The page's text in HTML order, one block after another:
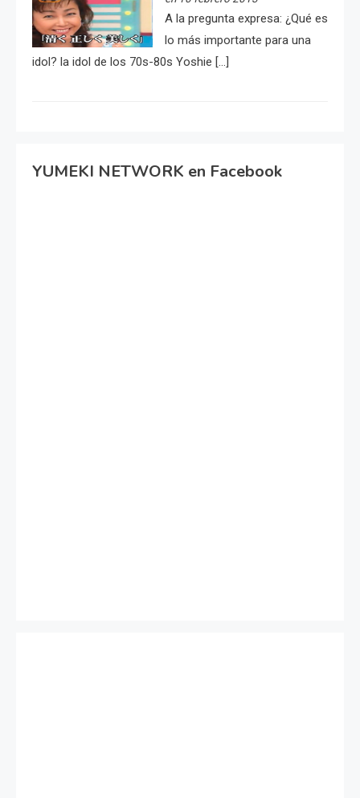
A la pregunta expresa: ¿Qué es
lo más importante para una
idol? la idol de los 70s-80s Yoshie […]
YUMEKI NETWORK en Facebook